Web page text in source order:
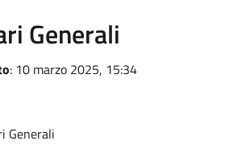
Generali
: 10 marzo 2025, 15:34
Generali